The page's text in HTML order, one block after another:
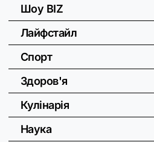
Шоу BIZ
Лайфстайл
Спорт
Здоров'я
Кулінарія
Наука